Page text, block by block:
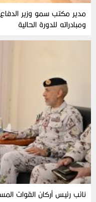
مدير مكتب سمو وزير
ومبادراته للدورة الحالية
نائب رئيس أركان القوات